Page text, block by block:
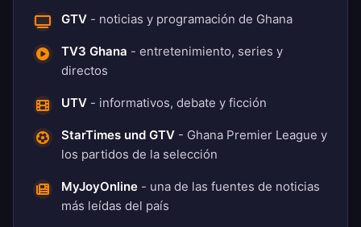
GTV - noticias y programación de Ghana
TV3 Ghana - entretenimiento, series y
directos
UTV - informativos, debate y ficción
StarTimes und GTV - Ghana Premier League y
los partidos de la selección
MyJoyOnline - una de las fuentes de noticias
más leídas del país